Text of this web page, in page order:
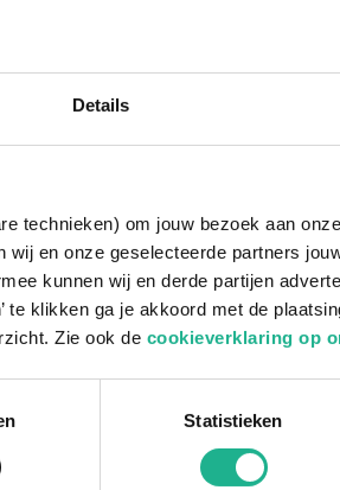
Details
technieken) om jouw bezoek aan
en onze geselecteerde partners
kunnen wij en derde partijen
te klikken ga je akkoord met de
Zie ook de cookieverklaring op
Statistieken